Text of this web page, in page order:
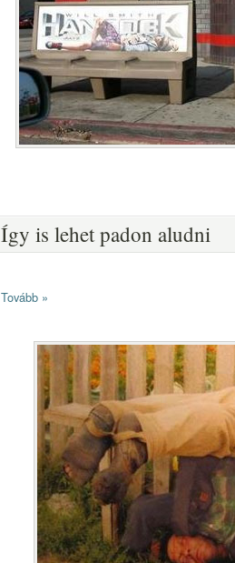
Így is lehet padon aludni
Tovább »